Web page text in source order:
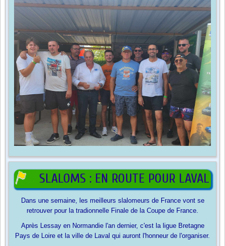
SLALOMS : EN ROUTE POUR LAVAL
Dans une semaine, les meilleurs slalomeurs de France vont se
retrouver pour la tradionnelle Finale de la Coupe de France.
Après Lessay en Normandie l'an dernier, c'est la ligue Bretagne
Pays de Loire et la ville de Laval qui auront l'honneur de l'organiser.